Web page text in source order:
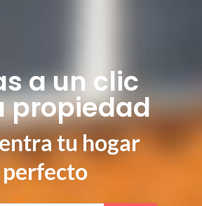
a un clic
propiedad
tu hogar
perfecto